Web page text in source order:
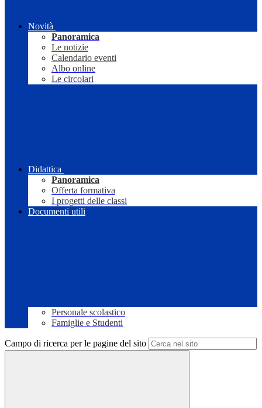
Novità
Panoramica
Le notizie
Calendario eventi
Albo online
Le circolari
Didattica
Panoramica
Offerta formativa
I progetti delle classi
Documenti utili
Personale scolastico
Famiglie e Studenti
Campo di ricerca per le pagine del sito